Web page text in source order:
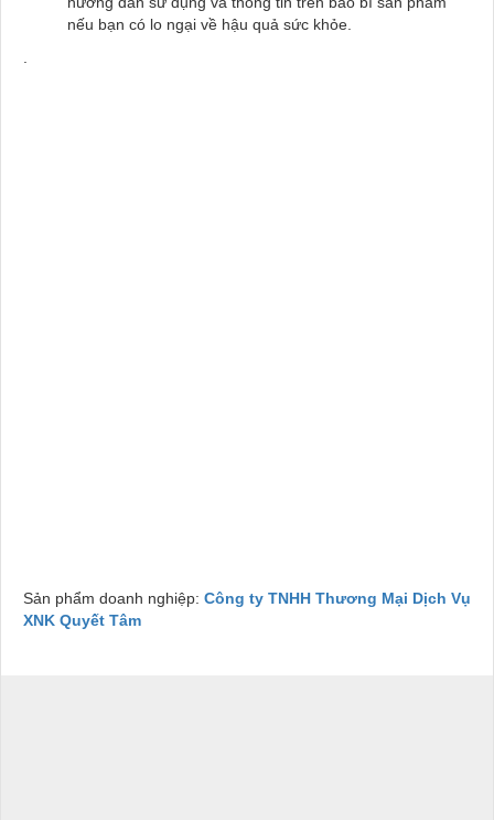
nếu bạn có lo ngại về hậu quả sức khỏe.
Sản phẩm doanh nghiệp: Công ty TNHH Thương Mại Dịch Vụ
XNK Quyết Tâm